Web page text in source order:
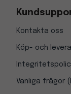
Kontakta oss
Köp- och
Vanliga frågor